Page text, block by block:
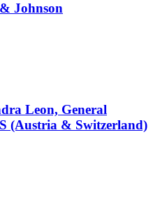
Johnson
Leon, General
(Austria & Switzerland)